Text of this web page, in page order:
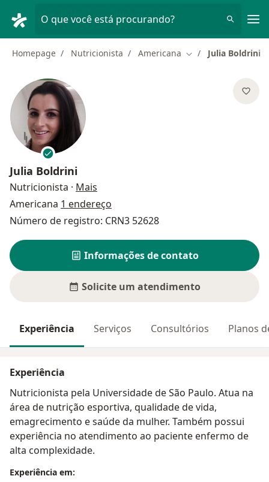
O que você está procurando?
Homepage Nutricionista Americana Mudar de cidade
Julia Boldrini
Julia Boldrini
Nutricionista · Mais
Americana 1 endereço
Número de registro: CRN3 52628
Informações de contato
Solicite um atendimento
Experiência Serviços Consultórios Planos
Experiência
Nutricionista pela Universidade de São Paulo. Atua na
área de nutrição esportiva, qualidade de vida,
emagrecimento e saúde da mulher. Também possui
experiência no atendimento ao paciente enfermo de
alta complexidade.
Experiência em: